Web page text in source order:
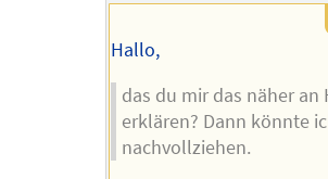
Hallo,
das du mir das näher an
erklären? Dann könnte
nachvollziehen.